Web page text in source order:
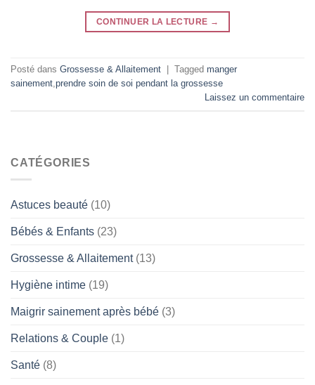
CONTINUER LA LECTURE →
Posté dans Grossesse & Allaitement Tagged manger
sainement prendre soin de soi pendant la grossesse
Laissez un commentaire
CATÉGORIES
Astuces beauté (10)
Bébés & Enfants (23)
Grossesse & Allaitement(13)
Hygiène intime (19)
Maigrir sainement après bébé (3)
Relations & Couple (1)
Santé (8)